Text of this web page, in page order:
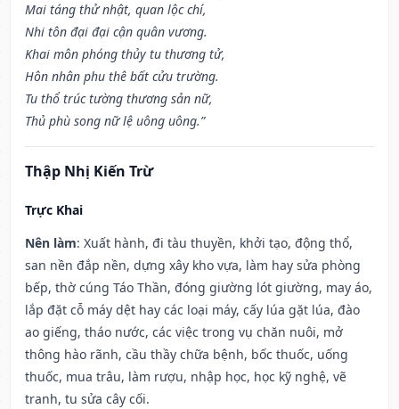
Mai táng thử nhật, quan lộc chí,
Nhi tôn đại đại cận quân vương.
Khai môn phóng thủy tu thương tử,
Hôn nhân phu thê bất cửu trường.
Tu thổ trúc tường thương sản nữ,
Thủ phù song nữ lệ uông uông.”
Thập Nhị Kiến Trừ
Trực Khai
Nên làm: Xuất hành, đi tàu thuyền, khởi tạo, động thổ,
san nền đắp nền, dựng xây kho vựa, làm hay sửa phòng
bếp, thờ cúng Táo Thần, đóng giường lót giường, may áo,
lắp đặt cỗ máy dệt hay các loại máy, cấy lúa gặt lúa, đào
ao giếng, tháo nước, các việc trong vụ chăn nuôi, mở
thông hào rãnh, cầu thầy chữa bệnh, bốc thuốc, uống
thuốc, mua trâu, làm rượu, nhập học, học kỹ nghệ, vẽ
tranh, tu sửa cây cối.